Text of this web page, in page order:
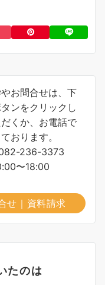
お問合せは、下
ンをクリックし
くか、お電話で
おります。
236-3373
〜18:00
せ｜資料請求
たのは